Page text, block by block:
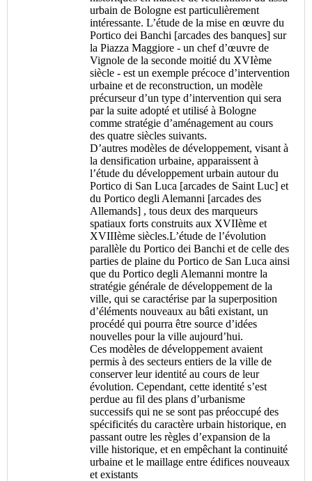
urbain de Bologne est particulièrement
intéressante. L’étude de la mise en œuvre du
Portico dei Banchi [arcades des banques] sur
la Piazza Maggiore - un chef d’œuvre de
Vignole de la seconde moitié du XVIème
siècle - est un exemple précoce d’intervention
urbaine et de reconstruction, un modèle
précurseur d’un type d’intervention qui sera
par la suite adopté et utilisé à Bologne
comme stratégie d’aménagement au cours
des quatre siècles suivants.
D’autres modèles de développement, visant à
la densification urbaine, apparaissent à
l’étude du développement urbain autour du
Portico di San Luca [arcades de Saint Luc] et
du Portico degli Alemanni [arcades des
Allemands] , tous deux des marqueurs
spatiaux forts construits aux XVIIème et
XVIIIème siècles.L’étude de l’évolution
parallèle du Portico dei Banchi et de celle des
parties de plaine du Portico de San Luca ainsi
que du Portico degli Alemanni montre la
stratégie générale de développement de la
ville, qui se caractérise par la superposition
d’éléments nouveaux au bâti existant, un
procédé qui pourra être source d’idées
nouvelles pour la ville aujourd’hui.
Ces modèles de développement avaient
permis à des secteurs entiers de la ville de
conserver leur identité au cours de leur
évolution. Cependant, cette identité s’est
perdue au fil des plans d’urbanisme
successifs qui ne se sont pas préoccupé des
spécificités du caractère urbain historique, en
passant outre les règles d’expansion de la
ville historique, et en empêchant la continuité
urbaine et le maillage entre édifices nouveaux
et existants